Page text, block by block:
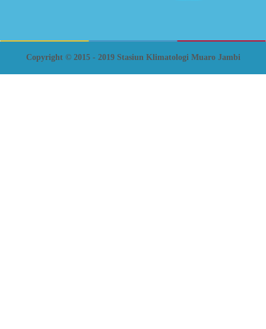
Copyright © 2015 - 2019 Stasiun Klimatologi Muaro Jambi